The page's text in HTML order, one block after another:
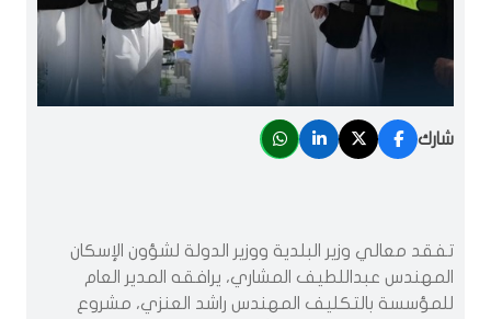
شارك
‏تفقد معالي وزير البلدية ووزير الدولة لشؤون الإسكان
المهندس عبداللطيف المشاري، يرافقه المدير العام
للمؤسسة بالتكليف المهندس راشد العنزي، مشروع